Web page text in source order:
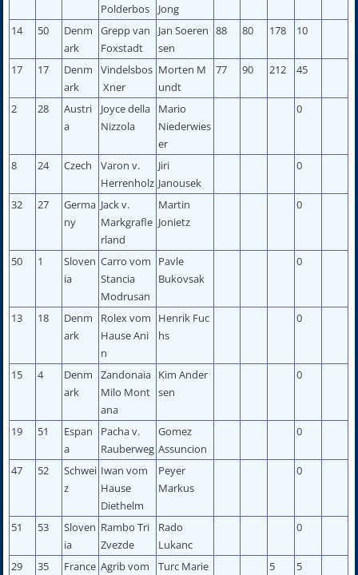
Polderbos
Jong
14 50
Denm
ark
Grepp van
Foxstadt
Jan Soeren
sen
88 80 178 10
17 17
Denm
ark
Vindelsbos
Xner
Morten M
undt
77 90 212 45
2 28
Austri
a
Joyce della
Nizzola
Mario
Niederwies
er
0
8 24 Czech
Varon v.
Herrenholz
Jiri
Janousek
0
32 27
Germa
ny
Jack v.
Markgrafle
rland
Martin
Jonietz
0
50 1
Sloven
ia
Carro vom
Stancia
Modrusan
Pavle
Bukovsak
0
13 18
Denm
ark
Rolex vom
Hause Ani
n
Henrik Fuc
hs
0
15 4
Denm
ark
Zandonaia
Milo Mont
ana
Kim Ander
sen
0
19 51
Espan
a
Pacha v.
Rauberweg
Gomez
Assuncion
0
47 52
Schwei
z
Iwan vom
Hause
Diethelm
Peyer
Markus
0
51 53
Sloven
ia
Rambo Tri
Zvezde
Rado
Lukanc
0
29 35 France Agrib vom
Turc Marie
5 5